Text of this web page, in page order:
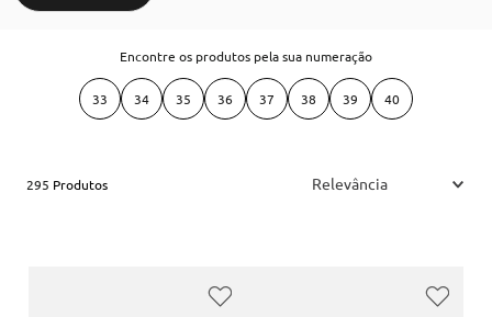
Encontre os produtos pela sua numeração
33 34 35 36 37 38 39 40
295 Produtos Relevância